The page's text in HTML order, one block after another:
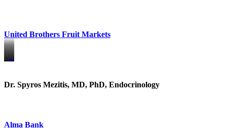
United Brothers Fruit Markets
https://www.unitedbrothersfruitmarkets.com/
https://www.unitedbrothersfruitmarkets.com/
Dr. Spyros Mezitis, MD, PhD, Endocrinology
Alma Bank